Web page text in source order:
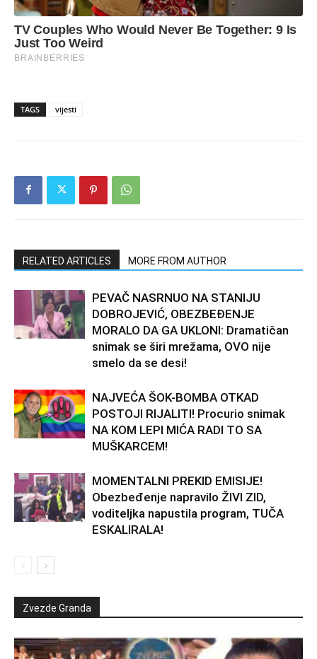
TAGS vijesti
RELATED ARTICLES MORE FROM AUTHOR
PEVAČ NASRNUO NA STANIJU
DOBROJEVIĆ, OBEZBEĐENJE
MORALO DA GA UKLONI: Dramatičan
snimak se širi mrežama, OVO nije
smelo da se desi!
NAJVEĆA ŠOK-BOMBA OTKAD
POSTOJI RIJALITI! Procurio snimak
NA KOM LEPI MIĆA RADI TO SA
MUŠKARCEM!
MOMENTALNI PREKID EMISIJE!
Obezbeđenje napravilo ŽIVI ZID,
voditeljka napustila program, TUČA
ESKALIRALA!
Zvezde Granda